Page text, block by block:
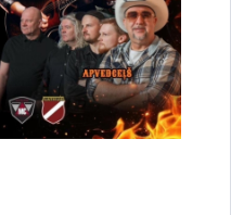
maksu par tās turējumā
ģeotelpiskās
izmantošanu,
informācijas
un maksas